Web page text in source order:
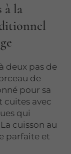
à la
deux pas de
de
pour sa
cuites avec
qui
cuisson au
parfaite et